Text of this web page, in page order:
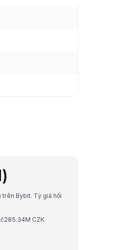
trên Bybit. Tỷ giá hối
CZK.